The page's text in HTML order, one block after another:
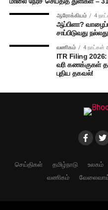
ஆரோக்கியம் 4
ஆப்பிளா?
சாப்பிடுவது
வணிகம் 4 நாட்கள்
ITR Filing
வரி கணக்குகள்
புதிய தகவல்!
செய்திகள் தமிழ்நாடு உலகம்
வணிகம்